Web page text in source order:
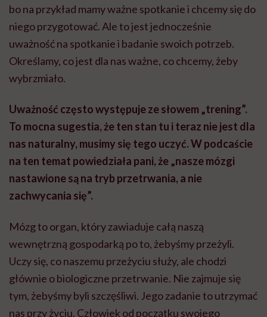
bo na przykład mamy ważne spotkanie i chcemy się do
niego przygotować. Ale to jest jednocześnie
uważność na spotkanie i badanie swoich potrzeb.
Określamy, co jest dla nas ważne, co chcemy, żeby
wybrzmiało.
Uważność często występuje ze słowem „trening”.
To mocna sugestia, że ten stan tu i teraz nie jest dla
nas naturalny, musimy się tego uczyć. W podcaście
na ten temat powiedziała pani, że „nasze mózgi
nastawione są na tryb przetrwania, a nie
zachwycania się”.
Mózg to organ, który zawiaduje całą naszą
wewnętrzną gospodarką po to, żebyśmy przeżyli.
Uczy się, co naszemu przeżyciu służy, ale chodzi
głównie o biologiczne przetrwanie. Nie zajmuje się
tym, żebyśmy byli szczęśliwi. Jego zadanie to utrzymać
nas przy życiu. Człowiek od początku swojego